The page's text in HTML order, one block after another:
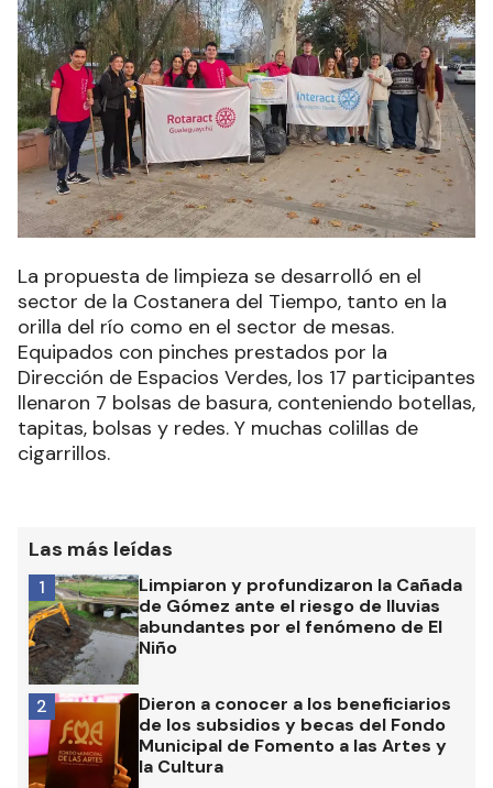
La propuesta de limpieza se desarrolló en el
sector de la Costanera del Tiempo, tanto en la
orilla del río como en el sector de mesas.
Equipados con pinches prestados por la
Dirección de Espacios Verdes, los 17 participantes
llenaron 7 bolsas de basura, conteniendo botellas,
tapitas, bolsas y redes. Y muchas colillas de
cigarrillos.
Las más leídas
Limpiaron y profundizaron la Cañada
de Gómez ante el riesgo de lluvias
abundantes por el fenómeno de El
Niño
1
Dieron a conocer a los beneficiarios
de los subsidios y becas del Fondo
Municipal de Fomento a las Artes y
la Cultura
2